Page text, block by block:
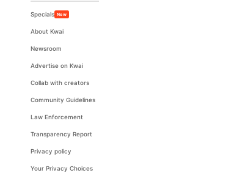
Specials New
About Kwai
Newsroom
Advertise on Kwai
Collab with creators
Community Guidelines
Law Enforcement
Transparency Report
Privacy policy
Your Privacy Choices